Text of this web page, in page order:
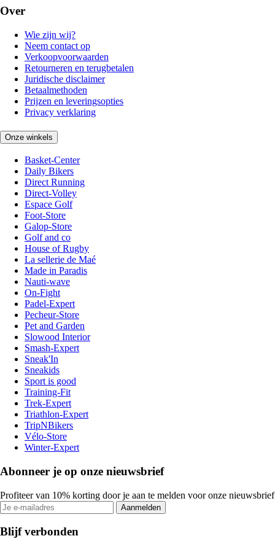
Over
Wie zijn wij?
Neem contact op
Verkoopvoorwaarden
Retourneren en terugbetalen
Juridische disclaimer
Betaalmethoden
Prijzen en leveringsopties
Privacy verklaring
Onze winkels
Basket-Center
Daily Bikers
Direct Running
Direct-Volley
Espace Golf
Foot-Store
Galop-Store
Golf and co
House of Rugby
La sellerie de Maé
Made in Paradis
Nauti-wave
On-Fight
Padel-Expert
Pecheur-Store
Pet and Garden
Slowood Interior
Smash-Expert
Sneak'In
Sneakids
Sport is good
Training-Fit
Trek-Expert
Triathlon-Expert
TripNBikers
Vélo-Store
Winter-Expert
Abonneer je op onze nieuwsbrief
Profiteer van 10% korting door je aan te melden voor onze nieuwsbrief
Aanmelden
Blijf verbonden